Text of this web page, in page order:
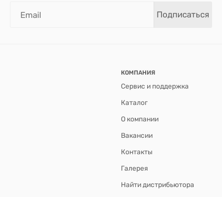
Подписаться
КОМПАНИЯ
Сервис и поддержка
Каталог
О компании
Вакансии
Контакты
Галерея
Найти дистрибьютора